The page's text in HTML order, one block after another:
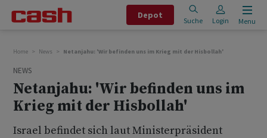
Depot
Suche Login Menu
Home News Netanjahu: 'Wir befinden uns im Krieg mit der Hisbollah'
NEWS
Netanjahu: 'Wir befinden uns im
Krieg mit der Hisbollah'
Israel befindet sich laut Ministerpräsident